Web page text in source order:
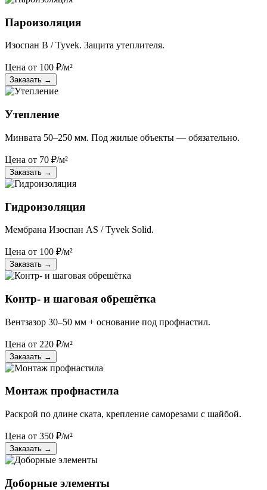
Пароизоляция
Изоспан B / Tyvek. Защита утеплителя.
Цена от 100 ₽/м²
Заказать →
Утепление
Минвата 50–250 мм. Под жилые объекты — обязательно.
Цена от 70 ₽/м²
Заказать →
Гидроизоляция
Мембрана Изоспан AS / Tyvek Solid.
Цена от 100 ₽/м²
Заказать →
Контр- и шаговая обрешётка
Вентзазор 30–50 мм + основание под профнастил.
Цена от 220 ₽/м²
Заказать →
Монтаж профнастила
Раскрой по длине ската, крепление саморезами с шайбой.
Цена от 350 ₽/м²
Заказать →
Доборные элементы